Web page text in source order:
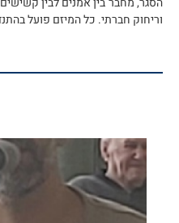
וריחוק חברתי. כל המיזם פועל